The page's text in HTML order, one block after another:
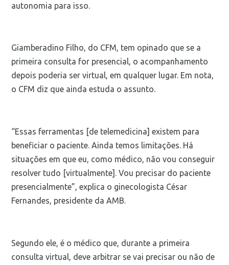
autonomia para isso.
Giamberadino Filho, do CFM, tem opinado que se a
primeira consulta for presencial, o acompanhamento
depois poderia ser virtual, em qualquer lugar. Em nota,
o CFM diz que ainda estuda o assunto.
“Essas ferramentas [de telemedicina] existem para
beneficiar o paciente. Ainda temos limitações. Há
situações em que eu, como médico, não vou conseguir
resolver tudo [virtualmente]. Vou precisar do paciente
presencialmente”, explica o ginecologista César
Fernandes, presidente da AMB.
Segundo ele, é o médico que, durante a primeira
consulta virtual, deve arbitrar se vai precisar ou não de